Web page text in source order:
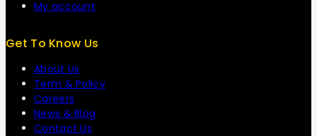
My account
Get To Know Us
About Us
Term & Policy
Careers
News & Blog
Contact Us